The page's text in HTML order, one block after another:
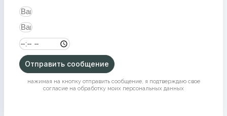
Отправить сообщение
нажимая на кнопку отправить сообщение, я подтверждаю свое
согласие на обработку моих персональных данных